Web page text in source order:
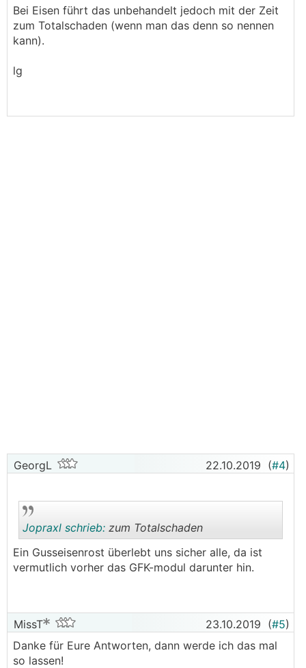
Bei Eisen führt das unbehandelt jedoch mit der Zeit
zum Totalschaden (wenn man das denn so nennen
kann).
lg
GeorgL 22.10.2019 (#4)
Jopraxl schrieb: zum Totalschaden
Ein Gusseisenrost überlebt uns sicher alle, da ist
vermutlich vorher das GFK-modul darunter hin.
MissT 23.10.2019 (#5)
Danke für Eure Antworten, dann werde ich das mal
so lassen!